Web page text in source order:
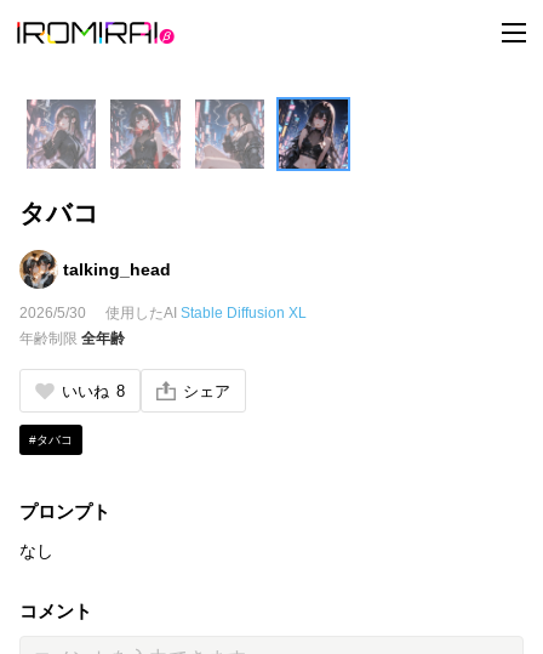
t
o
タバコ
talking_head
2026/5/30 使用したAI Stable Diffusion XL
年齢制限 全年齢
いいね 8 シェア
#タバコ
プロンプト
なし
コメント